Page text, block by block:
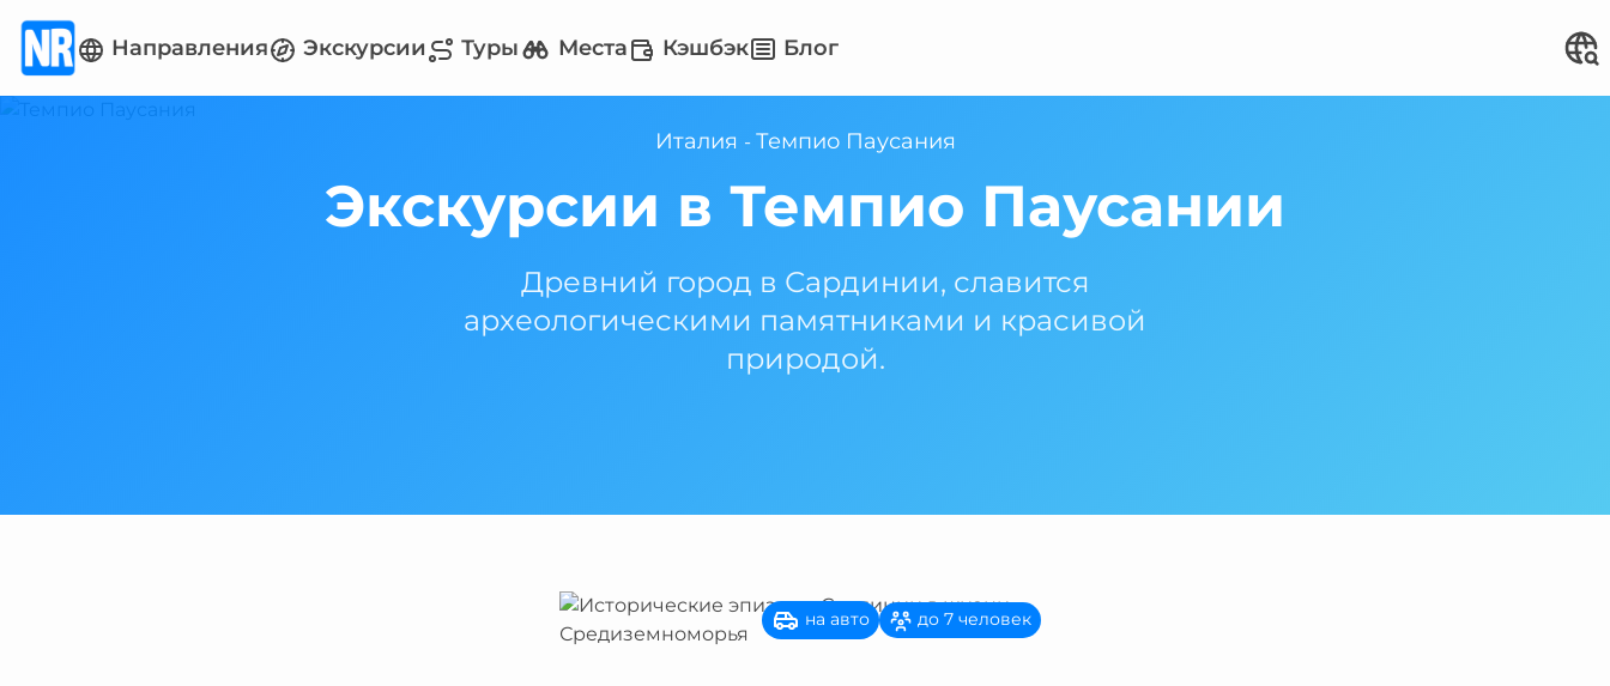
Направления Экскурсии Туры Места Кэшбэк Блог
Италия - Темпио Паусания
Экскурсии в Темпио Паусании
Древний город в Сардинии, славится
археологическими памятниками и красивой
природой.
на авто до 7 человек